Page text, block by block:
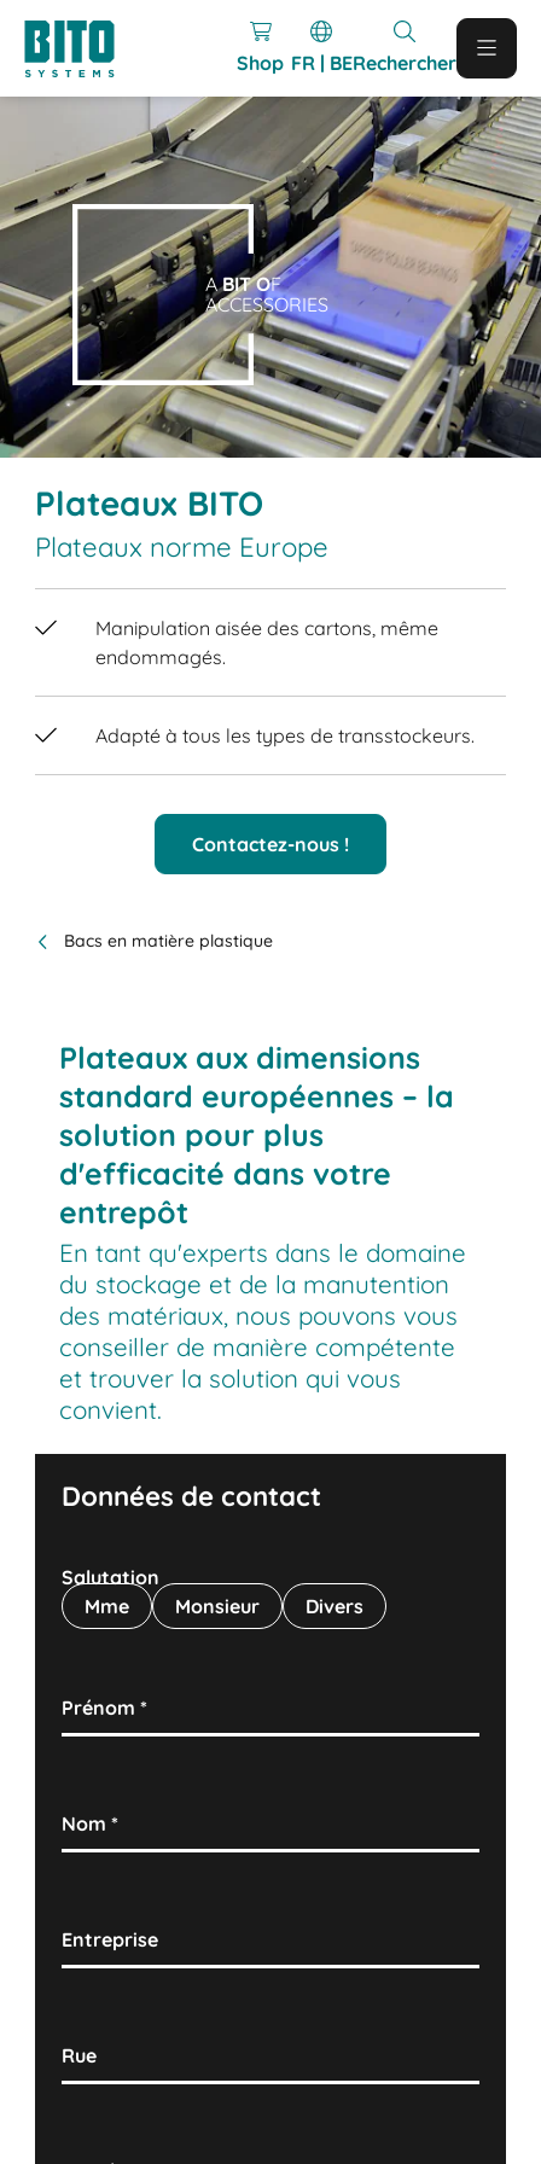
Shop FR | BERechercher
ABIT OF
ACCESSORIES
Plateaux BITO
Plateaux norme Europe
Manipulation aisée des cartons, même
endommagés.
Adapté à tous les types de transstockeurs.
Contactez-nous !
Bacs en matière plastique
Plateaux aux dimensions
standard européennes – la
solution pour plus
d'efficacité dans votre
entrepôt
En tant qu'experts dans le domaine
du stockage et de la manutention
des matériaux, nous pouvons vous
conseiller de manière compétente
et trouver la solution qui vous
convient.
Données de contact
Salutation
Mme
Monsieur Divers
Prénom*
Nom*
Entreprise
Rue